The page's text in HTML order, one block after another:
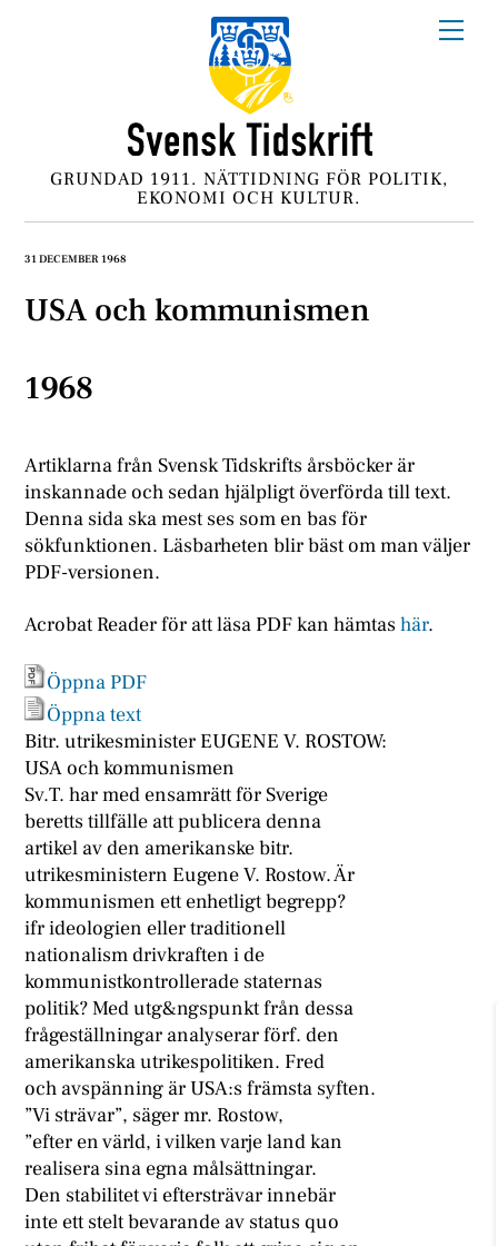
GRUNDAD 1911. NÄTTIDNING FÖR POLITIK,
EKONOMI OCH KULTUR.
31 DECEMBER 1968
USA och kommunismen
1968
Artiklarna från Svensk Tidskrifts årsböcker är
inskannade och sedan hjälpligt överförda till text.
Denna sida ska mest ses som en bas för
sökfunktionen. Läsbarheten blir bäst om man väljer
PDF-versionen.
Acrobat Reader för att läsa PDF kan hämtashär.
Öppna PDF
Öppna text
Bitr. utrikesminister EUGENE V. ROSTOW:
USA och kommunismen
Sv.T. har med ensamrätt för Sverige
beretts tillfälle att publicera denna
artikel av den amerikanske bitr.
utrikesministern Eugene V. Rostow. Är
kommunismen ett enhetligt begrepp?
ifr ideologien eller traditionell
nationalism drivkraften i de
kommunistkontrollerade staternas
politik? Med utg&ngspunkt från dessa
frågeställningar analyserar förf. den
amerikanska utrikespolitiken. Fred
och avspänning är USA:s främsta syften.
”Vi strävar”, säger mr. Rostow,
”efter en värld, i vilken varje land kan
realisera sina egna målsättningar.
Den stabilitet vi eftersträvar innebär
inte ett stelt bevarande av status quo